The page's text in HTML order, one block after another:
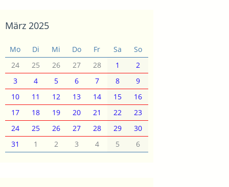
März 2025
Mo Di Mi Do Fr Sa
So
24
25 26 27 28 1
2
3
4 5 6 7 8
9
10
11 12 13 14 15
16
17
18 19 20 21 22
23
24
25 26 27 28 29
30
31
1 2 3 4 5 6